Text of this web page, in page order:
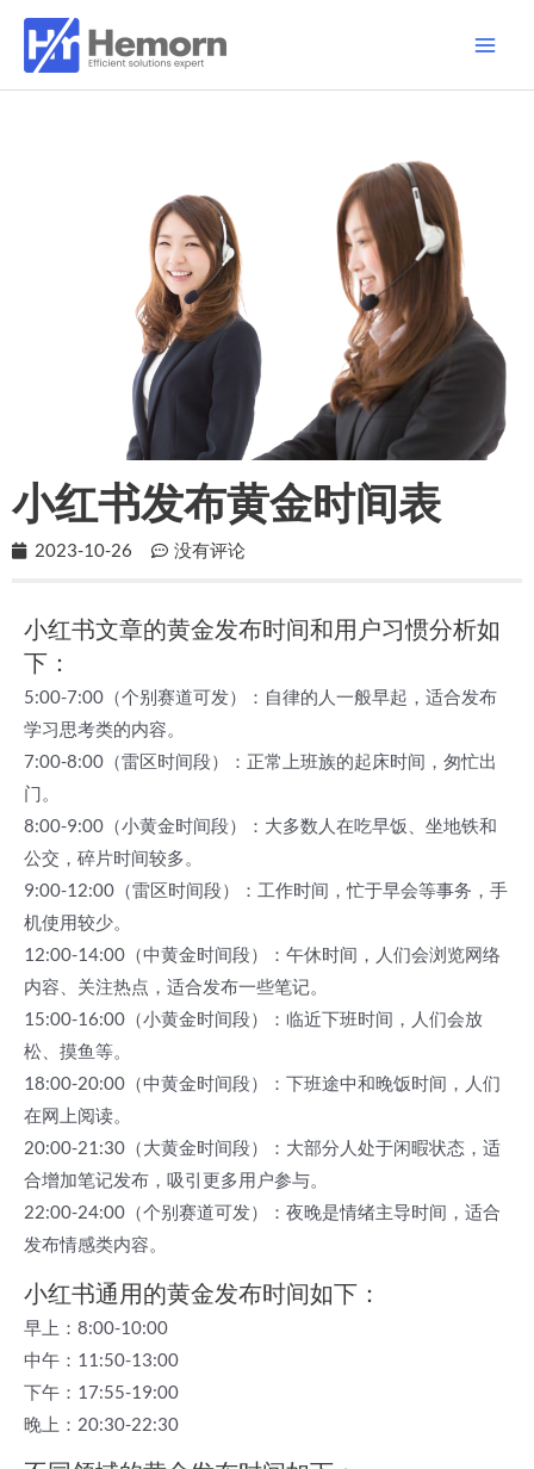
小红书发布黄金时间表
2023-10-26 没有评论
小红书文章的黄金发布时间和用户习惯分析如
下：
5:00-7:00（个别赛道可发）：自律的人一般早起，适合发布
学习思考类的内容。
7:00-8:00（雷区时间段）：正常上班族的起床时间，匆忙出
门。
8:00-9:00（小黄金时间段）：大多数人在吃早饭、坐地铁和
公交，碎片时间较多。
9:00-12:00（雷区时间段）：工作时间，忙于早会等事务，手
机使用较少。
12:00-14:00（中黄金时间段）：午休时间，人们会浏览网络
内容、关注热点，适合发布一些笔记。
15:00-16:00（小黄金时间段）：临近下班时间，人们会放
松、摸鱼等。
18:00-20:00（中黄金时间段）：下班途中和晚饭时间，人们
在网上阅读。
20:00-21:30（大黄金时间段）：大部分人处于闲暇状态，适
合增加笔记发布，吸引更多用户参与。
22:00-24:00（个别赛道可发）：夜晚是情绪主导时间，适合
发布情感类内容。
小红书通用的黄金发布时间如下：
早上：8:00-10:00
中午：11:50-13:00
下午：17:55-19:00
晚上：20:30-22:30